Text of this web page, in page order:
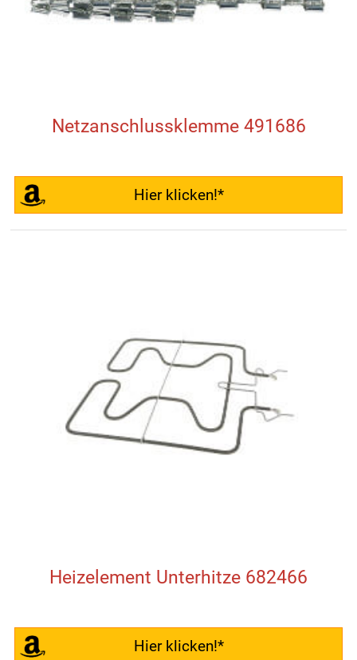
Netzanschlussklemme 491686
Hier klicken!*
Heizelement Unterhitze 682466
Hier klicken!*